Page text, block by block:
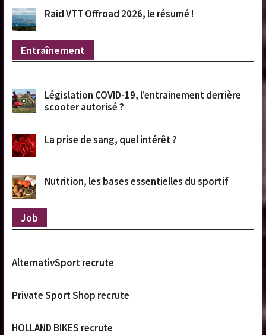
Raid VTT Offroad 2026, le résumé !
Entraînement
Législation COVID-19, l’entrainement derrière
scooter autorisé ?
La prise de sang, quel intérêt ?
Nutrition, les bases essentielles du sportif
Job
AlternativSport recrute
Private Sport Shop recrute
HOLLAND BIKES recrute